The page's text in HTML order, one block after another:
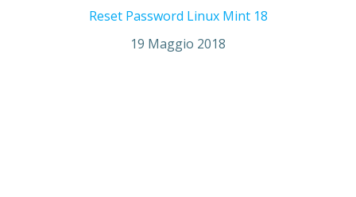
Reset Password Linux Mint 18
19 Maggio 2018